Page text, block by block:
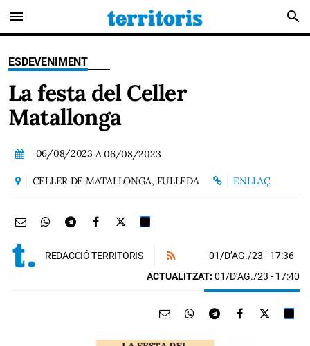
menu search
ESDEVENIMENT
La festa del Celler
Matallonga
06/08/2023 A06/08/2023
CELLER DE MATALLONGA, FULLEDA ENLLAÇ
REDACCIÓ TERRITORIS 01/D’AG./23 - 17:36
ACTUALITZAT: 01/D’AG./23 - 17:40